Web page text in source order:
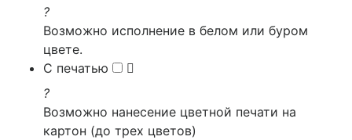
?
Возможно исполнение в белом или буром
цвете.
С печатью
?
Возможно нанесение цветной печати на
картон (до трех цветов)